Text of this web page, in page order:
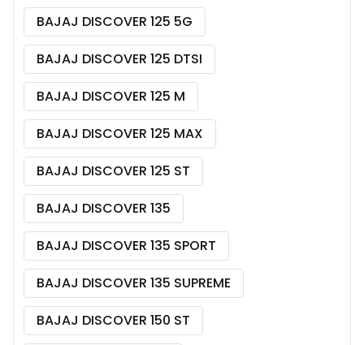
BAJAJ DISCOVER 125 5G
BAJAJ DISCOVER 125 DTSI
BAJAJ DISCOVER 125 M
BAJAJ DISCOVER 125 MAX
BAJAJ DISCOVER 125 ST
BAJAJ DISCOVER 135
BAJAJ DISCOVER 135 SPORT
BAJAJ DISCOVER 135 SUPREME
BAJAJ DISCOVER 150 ST